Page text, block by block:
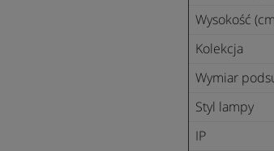
Wysokość
Kolekcja
Wymiar
Styl lampy
IP